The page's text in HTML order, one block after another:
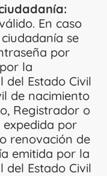
En caso
se
por
la
del Estado Civil
de nacimiento
Registrador o
expedida por
renovación de
emitida por la
del Estado Civil